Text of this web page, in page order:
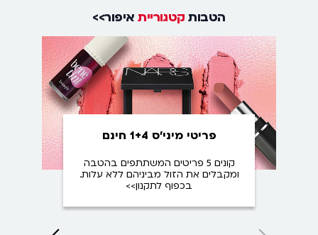
הטבות קטגוריית איפור>>
פריטי מיני'ס 1+4 חינם
קונים 5 פריטים המשתתפים בהטבה
ומקבלים את הזול מביניהם ללא עלות.
בכפוף לתקנון>>
Close